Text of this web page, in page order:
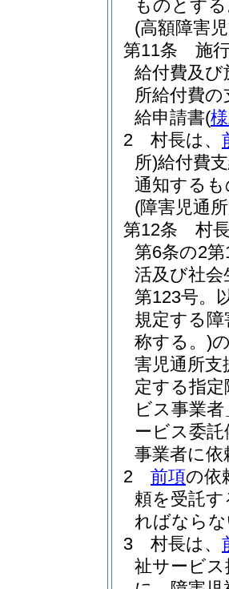
ものとす
(高額障害
第11条
施
給付費及び
所給付費
給申請書(
2
村長は、
所)給付費
通知する
(障害児通
第12条
村
第6条の2
活及び社
第123号。
規定する
称する。)
害児通所支
定する指
ビス事業
ービス委託
事業者に
2
前項の依
頼を受託
ればなら
3
村長は、
祉サービ